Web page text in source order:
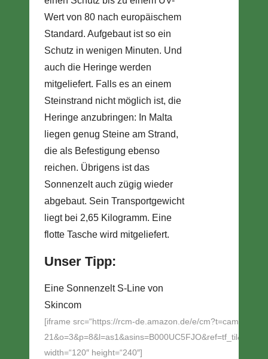
Wert von 80 nach europäischem
Standard. Aufgebaut ist so ein
Schutz in wenigen Minuten. Und
auch die Heringe werden
mitgeliefert. Falls es an einem
Steinstrand nicht möglich ist, die
Heringe anzubringen: In Malta
liegen genug Steine am Strand,
die als Befestigung ebenso
reichen. Übrigens ist das
Sonnenzelt auch zügig wieder
abgebaut. Sein Transportgewicht
liegt bei 2,65 Kilogramm. Eine
flotte Tasche wird mitgeliefert.
Unser Tipp:
Eine Sonnenzelt S-Line von
Skincom
[iframe src=“https://rcm-de.amazon.de/e/
width=“120″ height=“240″]